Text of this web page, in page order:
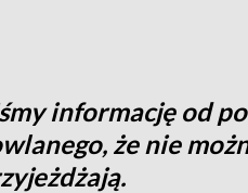
informację od
że nie